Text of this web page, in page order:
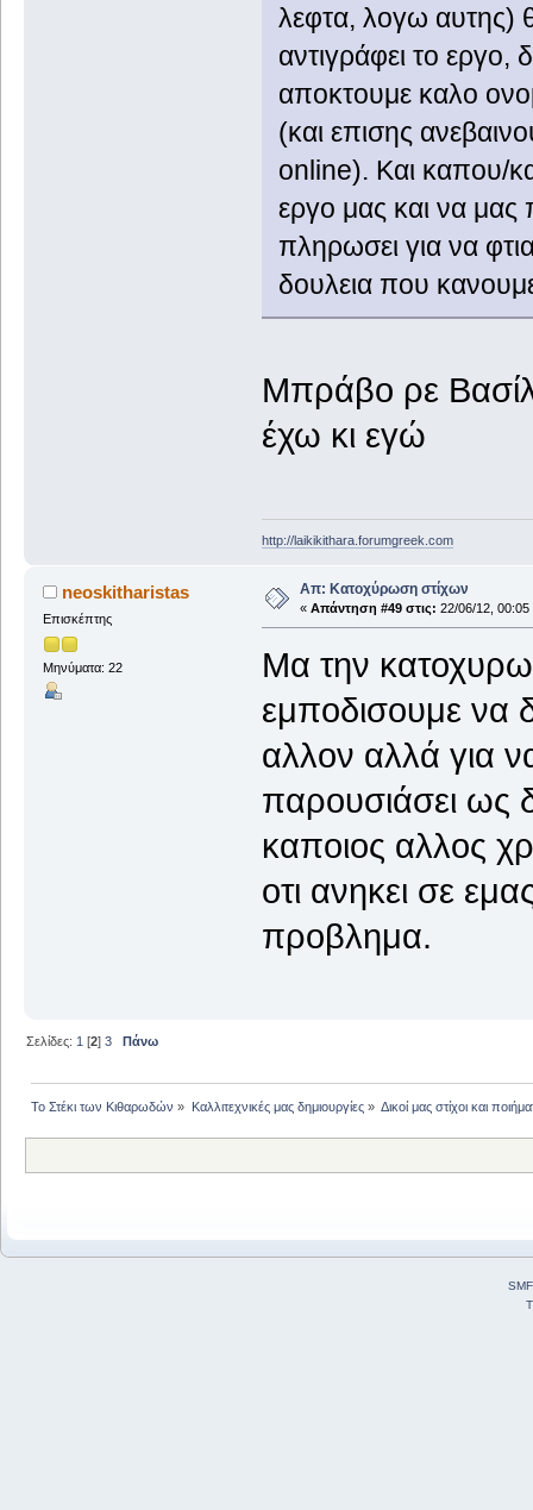
λεφτα, λογω αυτης)
αντιγράφει το εργο,
αποκτουμε καλο
(και επισης
online). Και καπου/
εργο μας και να μας
πληρωσει για να
δουλεια που
Μπράβο ρε
έχω κι εγώ
http://laikikithara.forumgreek.com
neoskitharistas
Επισκέπτης
Μηνύματα: 22
Απ: Κατοχύρωση στίχων
« Απάντηση #49 στις: 22/06/12, 00:05
Μα την
εμποδισουμε να
αλλον αλλά για
παρουσιάσει ως
καποιος αλλος
οτι ανηκει σε
προβλημα.
Σελίδες:1 [2]3 Πάνω
Το Στέκι των Κιθαρωδών » Καλλιτεχνικές μας δημιουργίες» Δικοί μας στίχοι και